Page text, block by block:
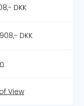
DKK
DKK
View